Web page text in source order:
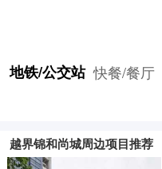
地铁/公交站 快餐/餐厅
越界锦和尚城周边项目推荐